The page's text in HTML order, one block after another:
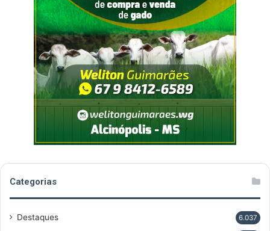
Categorias
Destaques 6.037